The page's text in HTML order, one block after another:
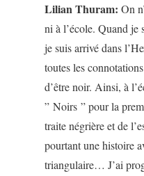
Lilian Thuram: On
ni à l’école. Quand je
je suis arrivé dans
toutes les
d’être noir. Ainsi, à
” Noirs ” pour la
traite négrière et de
pourtant une histoire
triangulaire… J’ai